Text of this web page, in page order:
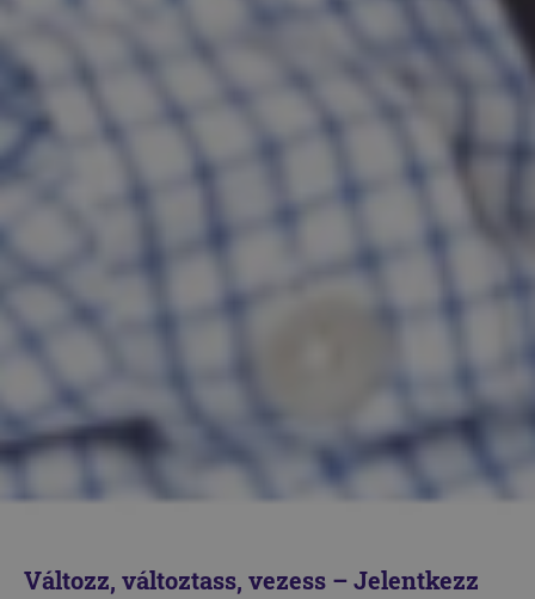
Változz, változtass, vezess – Jelentkezz